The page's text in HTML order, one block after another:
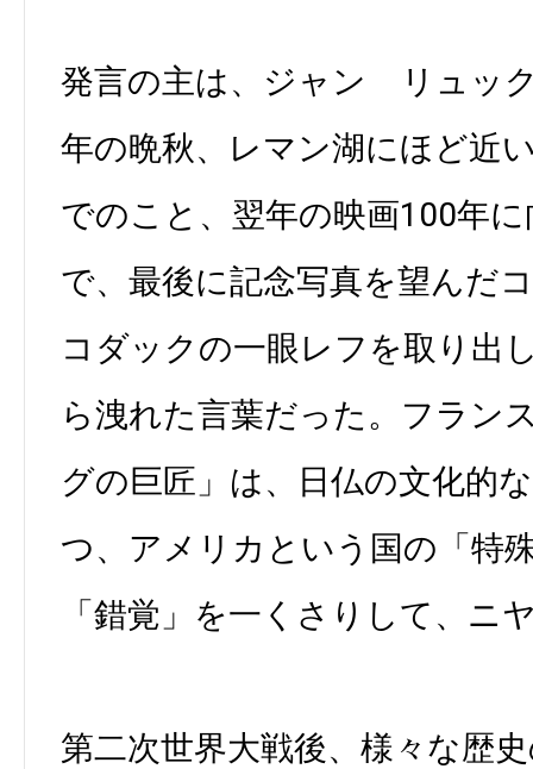
発言の主は、ジャン゠リュッ
年の晩秋、レマン湖にほど近
でのこと、翌年の映画100年
で、最後に記念写真を望んだ
コダックの一眼レフを取り出
ら洩れた言葉だった。フラン
グの巨匠」は、日仏の文化的
つ、アメリカという国の「特
「錯覚」を一くさりして、ニ
第二次世界大戦後、様々な歴